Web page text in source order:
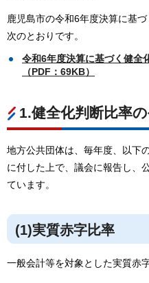
鹿児島市の令和6年度決算に基
次のとおりです。
令和6年度決算に基づく健全
（PDF：69KB）
1.健全化判断比率
地方公共団体は、毎年度、以下
に付した上で、議会に報告し、
ています。
(1)実質赤字比率
一般会計等を対象とした実質赤